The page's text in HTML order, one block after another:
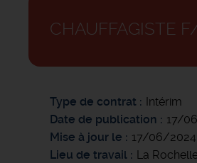
CHAUFFAGISTE
Type de contrat
Intérim
Date de publication
17/
Mise à jour le
17/06/2024
Lieu de travail
La